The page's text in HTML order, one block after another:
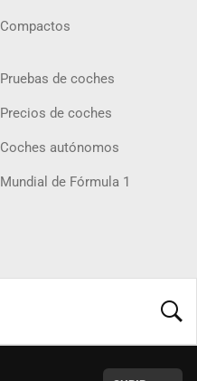
Compactos
Pruebas de coches
Precios de coches
Coches autónomos
Mundial de Fórmula 1